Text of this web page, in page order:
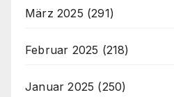
März 2025 (291)
Februar 2025 (218)
Januar 2025 (250)